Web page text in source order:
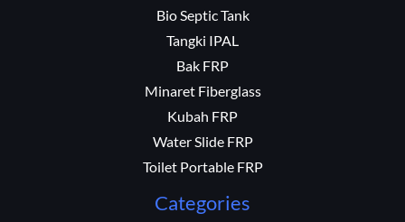
Bio Septic Tank
Tangki IPAL
Bak FRP
Minaret Fiberglass
Kubah FRP
Water Slide FRP
Toilet Portable FRP
Categories